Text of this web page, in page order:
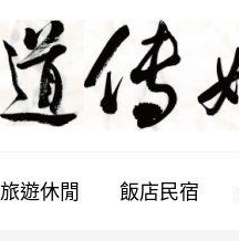
旅遊休閒 飯店民宿